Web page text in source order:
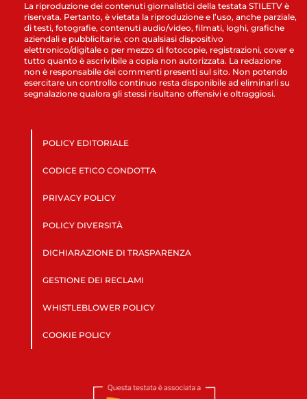
La riproduzione dei contenuti giornalistici della testata STILETV è
riservata. Pertanto, è vietata la riproduzione e l’uso, anche parziale,
di testi, fotografie, contenuti audio/video, filmati, loghi, grafiche
aziendali e pubblicitarie, con qualsiasi dispositivo
elettronico/digitale o per mezzo di fotocopie, registrazioni, cover e
tutto quanto è ascrivibile a copia non autorizzata. La redazione
non è responsabile dei commenti presenti sul sito. Non potendo
esercitare un controllo continuo resta disponibile ad eliminarli su
segnalazione qualora gli stessi risultano offensivi e oltraggiosi.
POLICY EDITORIALE
CODICE ETICO CONDOTTA
PRIVACY POLICY
POLICY DIVERSITÀ
DICHIARAZIONE DI TRASPARENZA
GESTIONE DEI RECLAMI
WHISTLEBLOWER POLICY
COOKIE POLICY